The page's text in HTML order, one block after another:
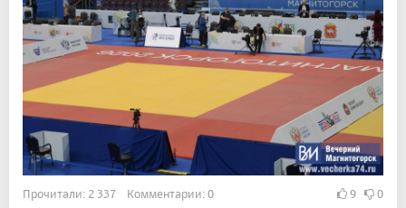
Прочитали: 2 337 Комментарии: 0 9 0